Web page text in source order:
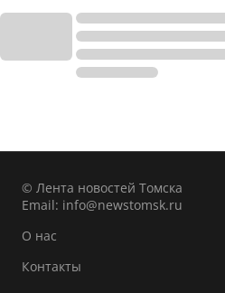
© Лента новостей Томска
Email: info@newstomsk.ru
О нас
Контакты